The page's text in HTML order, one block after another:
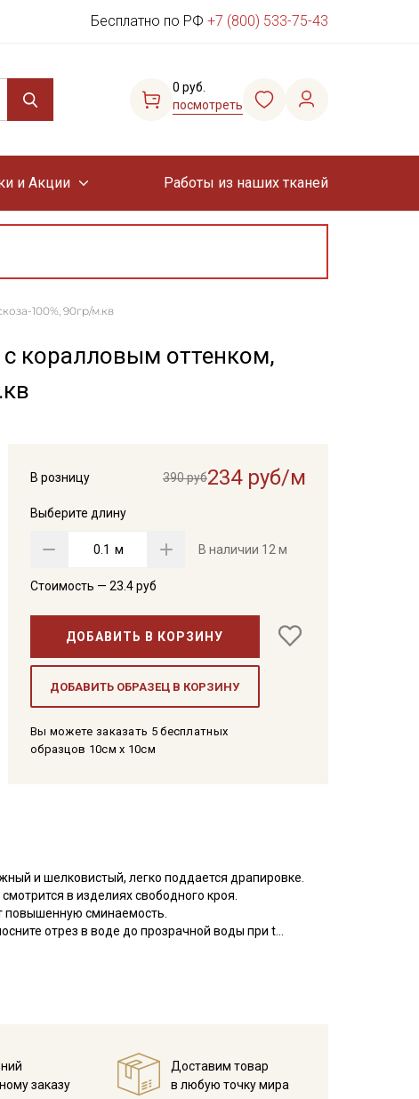
Бесплатно по РФ +7 (800) 533-75-43
0 руб.
посмотреть
и Акции Работы из наших тканей
100%, 90гр/м.кв
коралловым оттенком,
В розницу 390 руб234 руб/м
Выберите длину
м В наличии 12 м
Стоимость — 23.4руб
ДОБАВИТЬ В КОРЗИНУ
ДОБАВИТЬ ОБРАЗЕЦ В КОРЗИНУ
Вы можете заказать 5 бесплатных
образцов 10см x 10см
и шелковистый, легко поддается драпировке.
в изделиях свободного кроя.
повышенную сминаемость.
отрез в воде до прозрачной воды при t
и слегка влажную ткань прогладьте теплым утюгом,
заказу
Доставим товар
в любую точку мира